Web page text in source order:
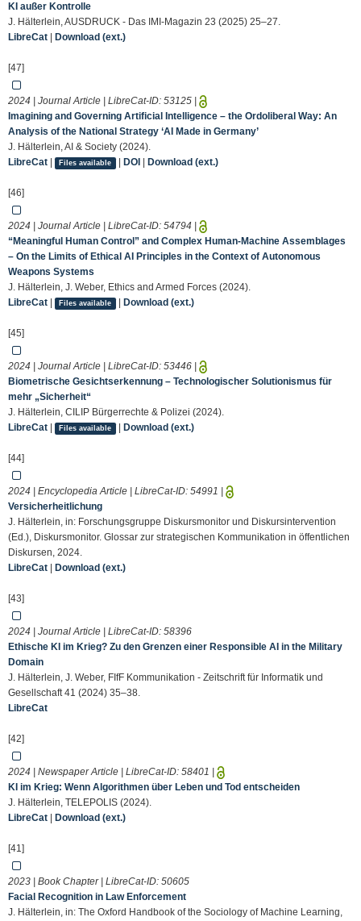
KI außer Kontrolle
J. Hälterlein, AUSDRUCK - Das IMI-Magazin 23 (2025) 25–27.
LibreCat
Download (ext.)
[47]
2024 | Journal Article | LibreCat-ID: 53125
Imagining and Governing Artificial Intelligence – the Ordoliberal Way: An
Analysis of the National Strategy ‘AI Made in Germany’
J. Hälterlein, AI & Society (2024).
LibreCat
Files available | DOI Download (ext.)
[46]
2024 | Journal Article | LibreCat-ID: 54794
“Meaningful Human Control” and Complex Human-Machine Assemblages
– On the Limits of Ethical AI Principles in the Context of Autonomous
Weapons Systems
J. Hälterlein, J. Weber, Ethics and Armed Forces (2024).
LibreCat
Files available | Download (ext.)
[45]
2024 | Journal Article | LibreCat-ID: 53446
Biometrische Gesichtserkennung – Technologischer Solutionismus für
mehr „Sicherheit“
J. Hälterlein, CILIP Bürgerrechte & Polizei (2024).
LibreCat
Files available | Download (ext.)
[44]
2024 | Encyclopedia Article | LibreCat-ID: 54991
Versicherheitlichung
J. Hälterlein, in: Forschungsgruppe Diskursmonitor und Diskursintervention
(Ed.), Diskursmonitor. Glossar zur strategischen Kommunikation in öffentlichen
Diskursen, 2024.
LibreCat
Download (ext.)
[43]
2024 | Journal Article | LibreCat-ID: 58396
Ethische KI im Krieg? Zu den Grenzen einer Responsible AI in the Military
Domain
J. Hälterlein, J. Weber, FIfF Kommunikation - Zeitschrift für Informatik und
Gesellschaft 41 (2024) 35–38.
LibreCat
[42]
2024 | Newspaper Article | LibreCat-ID: 58401
KI im Krieg: Wenn Algorithmen über Leben und Tod entscheiden
J. Hälterlein, TELEPOLIS (2024).
LibreCat
Download (ext.)
[41]
2023 | Book Chapter | LibreCat-ID: 50605
Facial Recognition in Law Enforcement
J. Hälterlein, in: The Oxford Handbook of the Sociology of Machine Learning,